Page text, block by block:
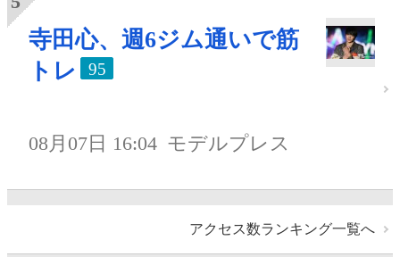
寺田心、週6ジム通いで筋
トレ
95
08月07日 16:04 モデルプレス
アクセス数ランキング一覧へ